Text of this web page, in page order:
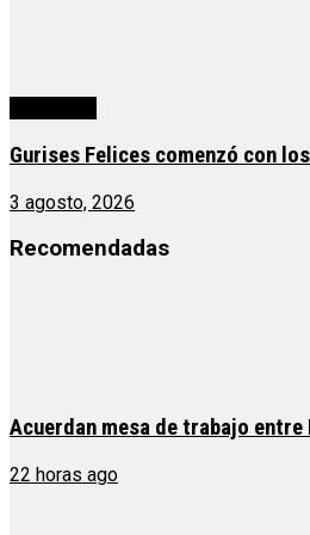
Gurises Felices comenzó con
3 agosto, 2026
Recomendadas
Acuerdan mesa de trabajo entre
22 horas ago